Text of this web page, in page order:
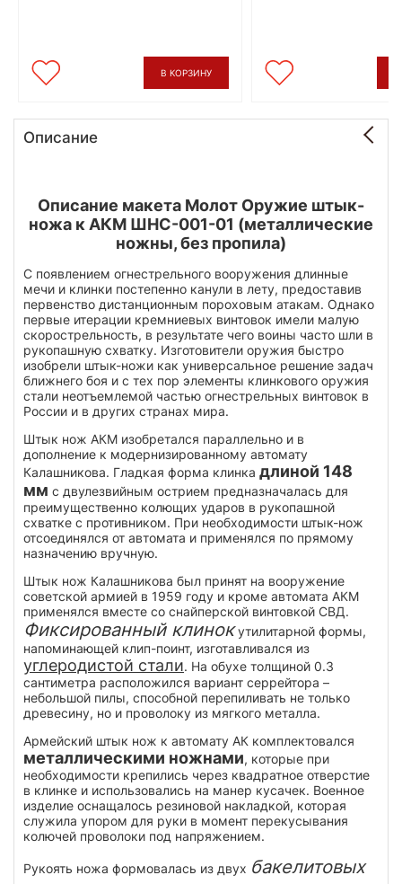
В КОРЗИНУ
Описание
Описание макета Молот Оружие штык-
ножа к АКМ ШНС-001-01 (металлические
ножны, без пропила)
С появлением огнестрельного вооружения длинные
мечи и клинки постепенно канули в лету, предоставив
первенство дистанционным пороховым атакам. Однако
первые итерации кремниевых винтовок имели малую
скорострельность, в результате чего воины часто шли в
рукопашную схватку. Изготовители оружия быстро
изобрели штык-ножи как универсальное решение задач
ближнего боя и с тех пор элементы клинкового оружия
стали неотъемлемой частью огнестрельных винтовок в
России и в других странах мира.
Штык нож АКМ изобретался параллельно и в
дополнение к модернизированному автомату
Калашникова. Гладкая форма клинка длиной 148
мм с двулезвийным острием предназначалась для
преимущественно колющих ударов в рукопашной
схватке с противником. При необходимости штык-нож
отсоединялся от автомата и применялся по прямому
назначению вручную.
Штык нож Калашникова был принят на вооружение
советской армией в 1959 году и кроме автомата АКМ
применялся вместе со снайперской винтовкой СВД.
Фиксированный клинокутилитарной формы,
напоминающей клип-поинт, изготавливался из
углеродистой стали. На обухе толщиной 0.3
сантиметра расположился вариант серрейтора –
небольшой пилы, способной перепиливать не только
древесину, но и проволоку из мягкого металла.
Армейский штык нож к автомату АК комплектовался
металлическими ножнами, которые при
необходимости крепились через квадратное отверстие
в клинке и использовались на манер кусачек. Военное
изделие оснащалось резиновой накладкой, которая
служила упором для руки в момент перекусывания
колючей проволоки под напряжением.
Рукоять ножа формовалась из двух бакелитовых